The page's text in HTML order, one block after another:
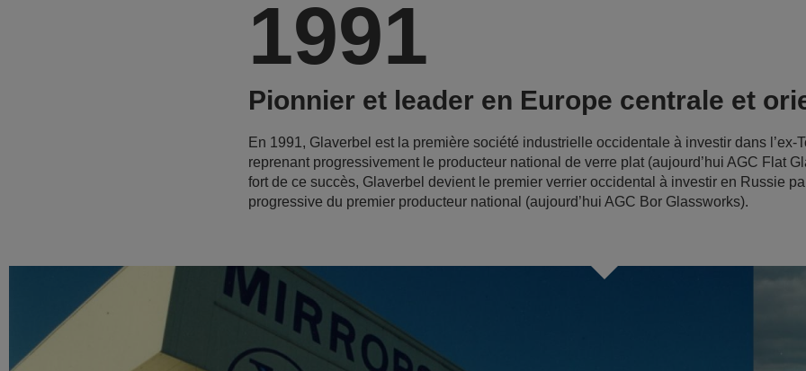
1991
Pionnier et leader en Europe centrale et
En 1991, Glaverbel est la première société industrielle occidentale à investir dans l’ex-
reprenant progressivement le producteur national de verre plat (aujourd’hui AGC Flat
fort de ce succès, Glaverbel devient le premier verrier occidental à investir en Russie
progressive du premier producteur national (aujourd’hui AGC Bor Glassworks).